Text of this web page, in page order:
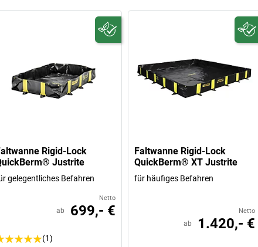
Rigid-Lock
Justrite
gelegentliches Befahren
Netto
ab 699,- €
(1)
Faltwanne Rigid-Lock
QuickBerm® XT Justrite
für häufiges Befahren
Netto
ab 1.420,- €